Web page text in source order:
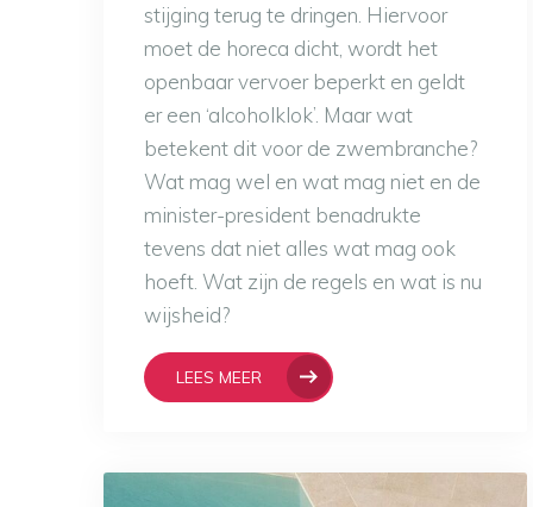
stijging terug te dringen. Hiervoor
moet de horeca dicht, wordt het
openbaar vervoer beperkt en geldt
er een ‘alcoholklok’. Maar wat
betekent dit voor de zwembranche?
Wat mag wel en wat mag niet en de
minister-president benadrukte
tevens dat niet alles wat mag ook
hoeft. Wat zijn de regels en wat is nu
wijsheid?
LEES MEER